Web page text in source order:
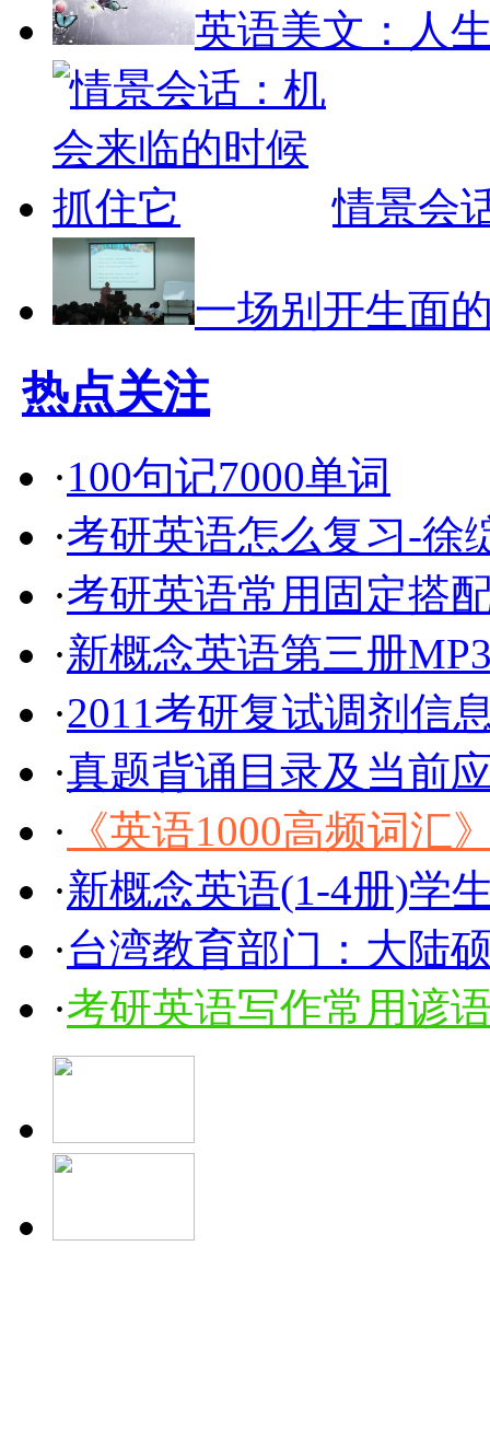
英语美文：人
情景会
一场别开生面
热点关注
·100句记7000单词
·考研英语怎么复习-徐
·考研英语常用固定搭
·新概念英语第三册
·2011考研复试调剂信
·真题背诵目录及当前
· 《英语1000高频词汇
·新概念英语(1-4册)学
·台湾教育部门：大陆
·考研英语写作常用谚